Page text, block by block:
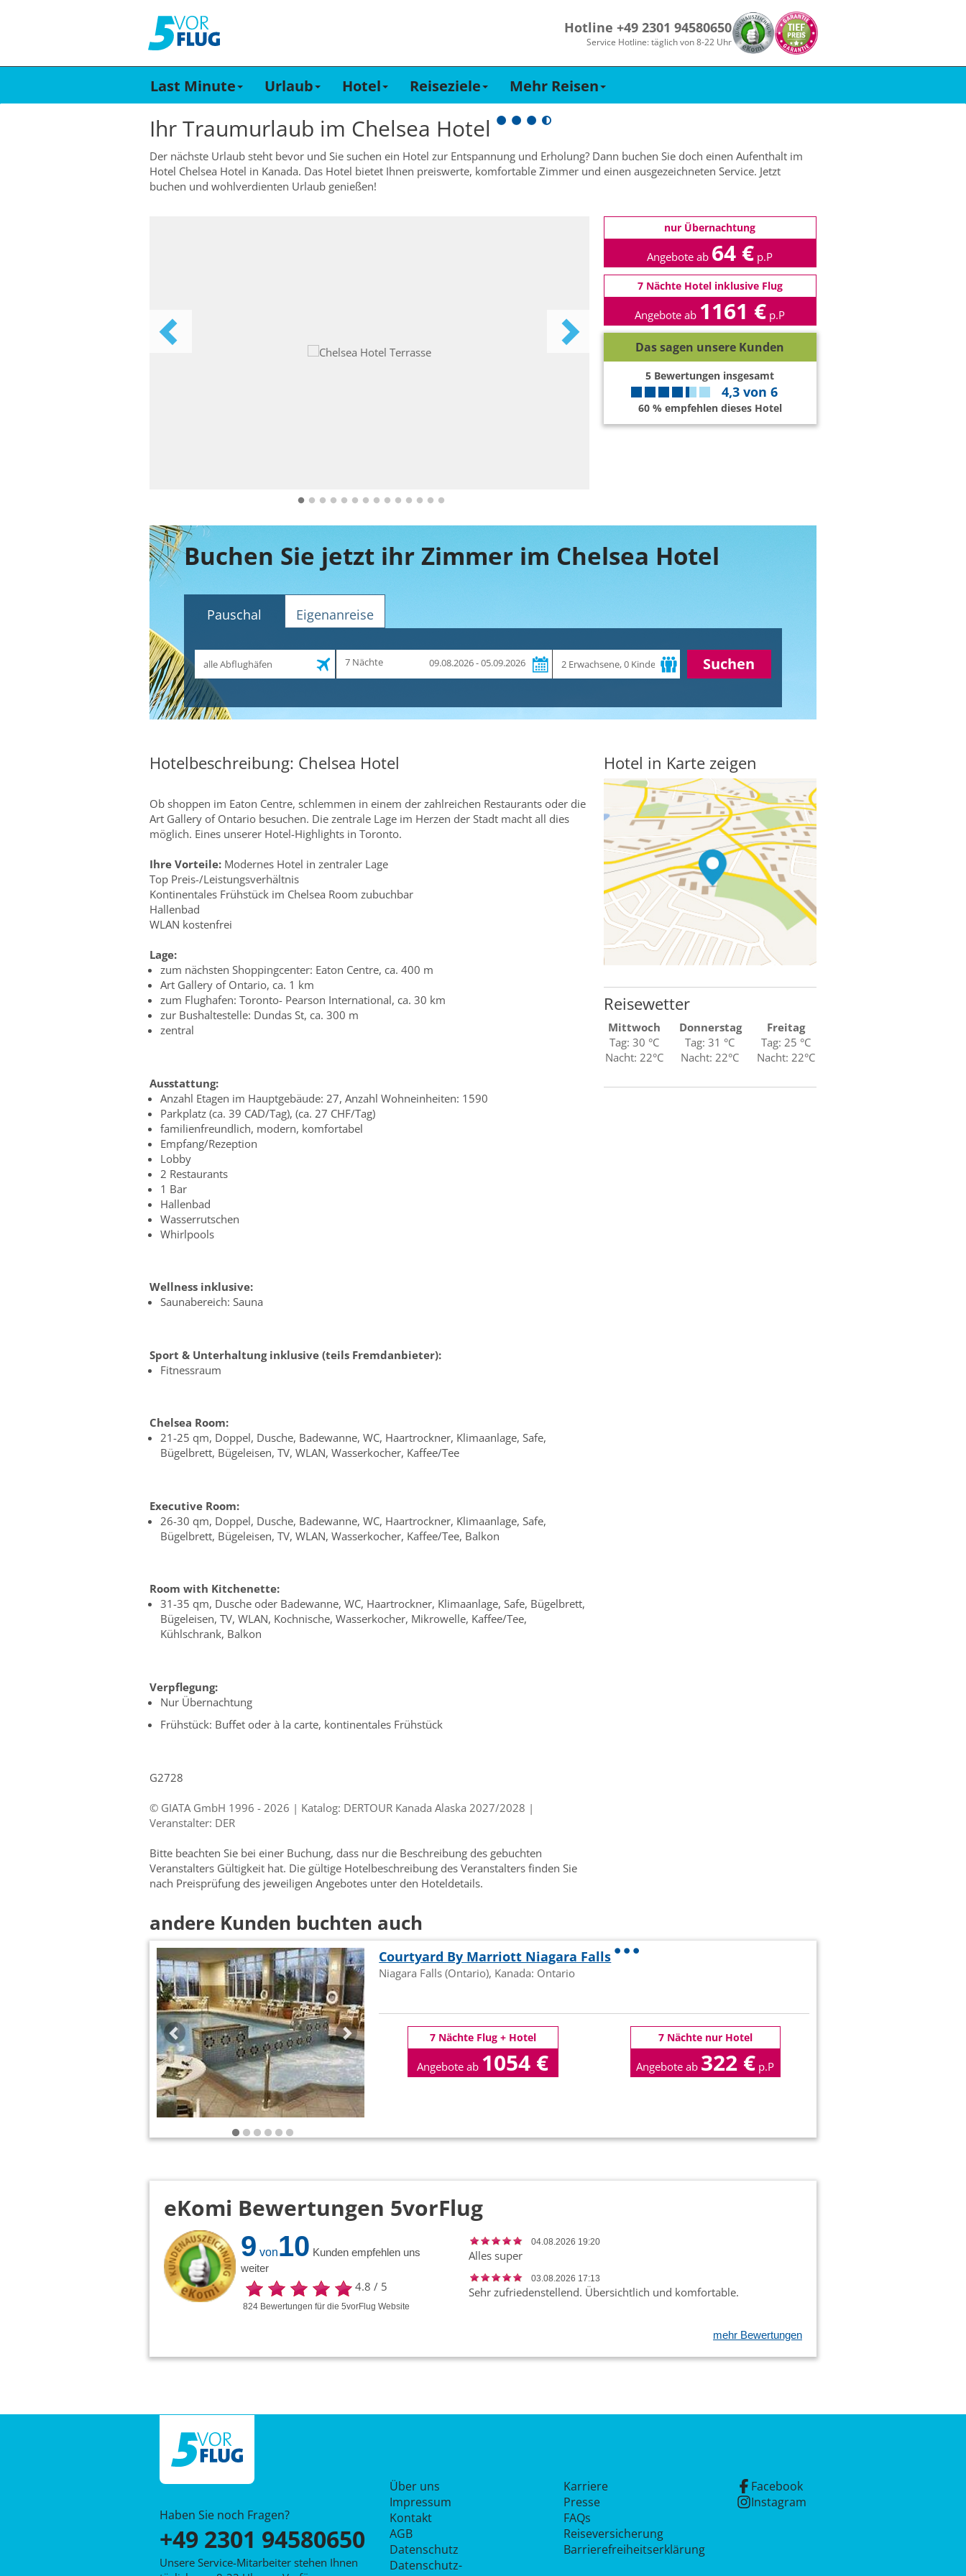
Hotline +49 2301 94580650
Service Hotline: täglich von 8-22 Uhr
Last Minute Urlaub Hotel Reiseziele Mehr Reisen
Ihr Traumurlaub im Chelsea Hotel
Der nächste Urlaub steht bevor und Sie suchen ein Hotel zur Entspannung und Erholung? Dann buchen Sie doch einen Aufenthalt im
Hotel Chelsea Hotel in Kanada. Das Hotel bietet Ihnen preiswerte, komfortable Zimmer und einen ausgezeichneten Service. Jetzt
buchen und wohlverdienten Urlaub genießen!
nur Übernachtung
Angebote ab 64 € p.P
7 Nächte Hotel inklusive Flug
Angebote ab 1161 € p.P
Das sagen unsere Kunden
5 Bewertungen insgesamt
4,3von 6
60 % empfehlen dieses Hotel
Buchen Sie jetzt ihr Zimmer im Chelsea Hotel
Pauschal Eigenanreise
Zeitraum
7 Nächte 09.08.2026 - 05.09.2026 Suchen
Hotelbeschreibung: Chelsea Hotel
Ob shoppen im Eaton Centre, schlemmen in einem der zahlreichen Restaurants oder die
Art Gallery of Ontario besuchen. Die zentrale Lage im Herzen der Stadt macht all dies
möglich. Eines unserer Hotel-Highlights in Toronto.
Ihre Vorteile: Modernes Hotel in zentraler Lage
Top Preis-/Leistungsverhältnis
Kontinentales Frühstück im Chelsea Room zubuchbar
Hallenbad
WLAN kostenfrei
Lage:
zum nächsten Shoppingcenter: Eaton Centre, ca. 400 m
Art Gallery of Ontario, ca. 1 km
zum Flughafen: Toronto- Pearson International, ca. 30 km
zur Bushaltestelle: Dundas St, ca. 300 m
zentral
Ausstattung:
Anzahl Etagen im Hauptgebäude: 27, Anzahl Wohneinheiten: 1590
Parkplatz (ca. 39 CAD/Tag), (ca. 27 CHF/Tag)
familienfreundlich, modern, komfortabel
Empfang/Rezeption
Lobby
2 Restaurants
1 Bar
Hallenbad
Wasserrutschen
Whirlpools
Wellness inklusive:
Saunabereich: Sauna
Sport & Unterhaltung inklusive (teils Fremdanbieter):
Fitnessraum
Chelsea Room:
21-25 qm, Doppel, Dusche, Badewanne, WC, Haartrockner, Klimaanlage, Safe,
Bügelbrett, Bügeleisen, TV, WLAN, Wasserkocher, Kaffee/Tee
Executive Room:
26-30 qm, Doppel, Dusche, Badewanne, WC, Haartrockner, Klimaanlage, Safe,
Bügelbrett, Bügeleisen, TV, WLAN, Wasserkocher, Kaffee/Tee, Balkon
Room with Kitchenette:
31-35 qm, Dusche oder Badewanne, WC, Haartrockner, Klimaanlage, Safe, Bügelbrett,
Bügeleisen, TV, WLAN, Kochnische, Wasserkocher, Mikrowelle, Kaffee/Tee,
Kühlschrank, Balkon
Verpflegung:
Nur Übernachtung
Frühstück: Buffet oder à la carte, kontinentales Frühstück
G2728
© GIATA GmbH 1996 - 2026 | Katalog: DERTOUR Kanada Alaska 2027/2028 |
Veranstalter: DER
Bitte beachten Sie bei einer Buchung, dass nur die Beschreibung des gebuchten
Veranstalters Gültigkeit hat. Die gültige Hotelbeschreibung des Veranstalters finden Sie
nach Preisprüfung des jeweiligen Angebotes unter den Hoteldetails.
Hotel in Karte zeigen
Reisewetter
Mittwoch
Tag: 30 °C
Nacht: 22°C
Donnerstag
Tag: 31 °C
Nacht: 22°C
Freitag
Tag: 25 °C
Nacht: 22°C
andere Kunden buchten auch
Courtyard By Marriott Niagara Falls
Niagara Falls (Ontario), Kanada: Ontario
7 Nächte Flug + Hotel
Angebote ab 1054 €
7 Nächte nur Hotel
Angebote ab 322 € p.P
eKomi Bewertungen 5vorFlug
9 von10 Kunden empfehlen uns
weiter
4.8 / 5
824 Bewertungen für die 5vorFlug Website
04.08.2026 19:20
Alles super
03.08.2026 17:13
Sehr zufriedenstellend. Übersichtlich und komfortable.
mehr Bewertungen
Haben Sie noch Fragen?
+49 2301 94580650
Unsere Service-Mitarbeiter stehen Ihnen
Über uns
Impressum
Kontakt
AGB
Datenschutz
Datenschutz­
Karriere
Presse
FAQs
Reiseversicherung
Barrierefreiheitserklärung
Facebook
Instagram